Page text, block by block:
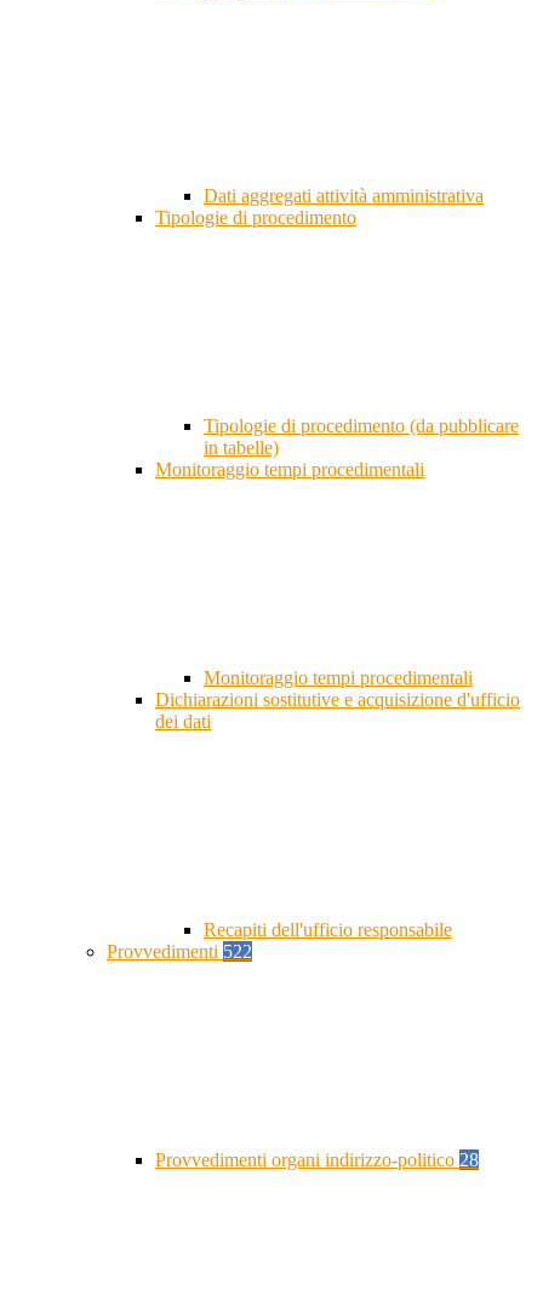
Dati aggregati attività amministrativa
Tipologie di procedimento
Tipologie di procedimento (da pubblicare
in tabelle)
Monitoraggio tempi procedimentali
Monitoraggio tempi procedimentali
Dichiarazioni sostitutive e acquisizione d'ufficio
dei dati
Recapiti dell'ufficio responsabile
Provvedimenti 522
Provvedimenti organi indirizzo-politico 28